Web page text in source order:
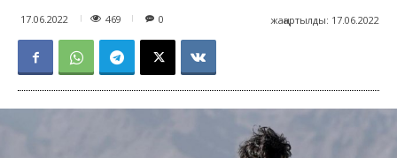
17.06.2022 469 жаңартылды: 17.06.2022
0